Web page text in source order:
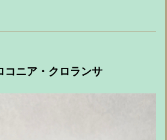
コニア・クロランサ